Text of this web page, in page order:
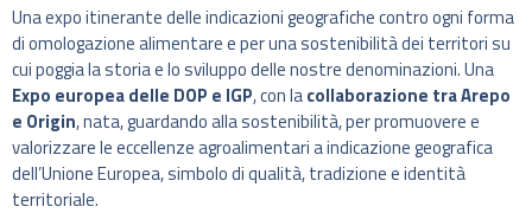
Una expo itinerante delle indicazioni geografiche contro ogni forma
di omologazione alimentare e per una sostenibilità dei territori su
cui poggia la storia e lo sviluppo delle nostre denominazioni. Una
Expo europea delle DOP e IGP, con lacollaborazione tra Arepo
e Origin, nata, guardando alla sostenibilità, per promuovere e
valorizzare le eccellenze agroalimentari a indicazione geografica
dell’Unione Europea, simbolo di qualità, tradizione e identità
territoriale.